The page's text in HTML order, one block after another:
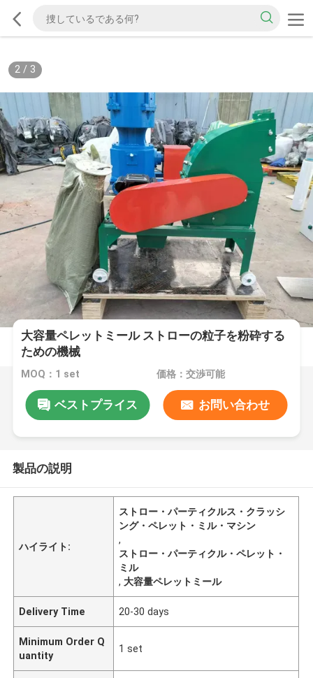
2/ 3
大容量ペレットミール ストローの粒子を粉砕する
ための機械
MOQ：1 set 価格：交渉可能
ベストプライス お問い合わせ
製品の説明
ハイライト:
ストロー・パーティクルス・クラッシ
ング・ペレット・ミル・マシン
,
ストロー・パーティクル・ペレット・
ミル
, 大容量ペレットミール
Delivery Time 20-30 days
Minimum Order Q
uantity
1 set